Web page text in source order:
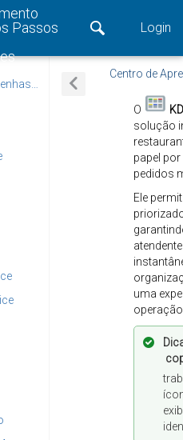
Passos
Login
Centro de
O
solução
papel
pedidos
Ele
uma